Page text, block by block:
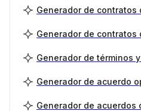
Generador de contratos
Generador de contratos
Generador de términos
Generador de acuerdo
Generador de acuerdos